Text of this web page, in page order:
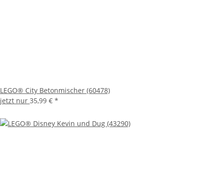
LEGO® City Betonmischer (60478)
jetzt nur 35,99 € *